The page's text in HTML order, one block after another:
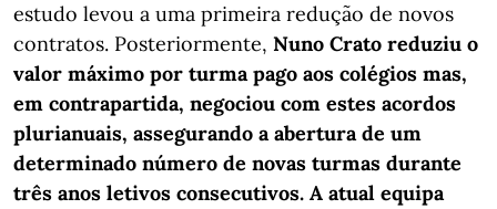
estudo levou a uma primeira redução de novos
contratos. Posteriormente, Nuno Crato reduziu o
valor máximo por turma pago aos colégios mas,
em contrapartida, negociou com estes acordos
plurianuais, assegurando a abertura de um
determinado número de novas turmas durante
três anos letivos consecutivos. A atual equipa